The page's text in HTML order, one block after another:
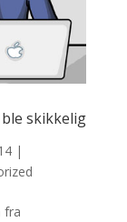
skikkelig
|
fra